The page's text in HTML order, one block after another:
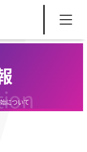
について